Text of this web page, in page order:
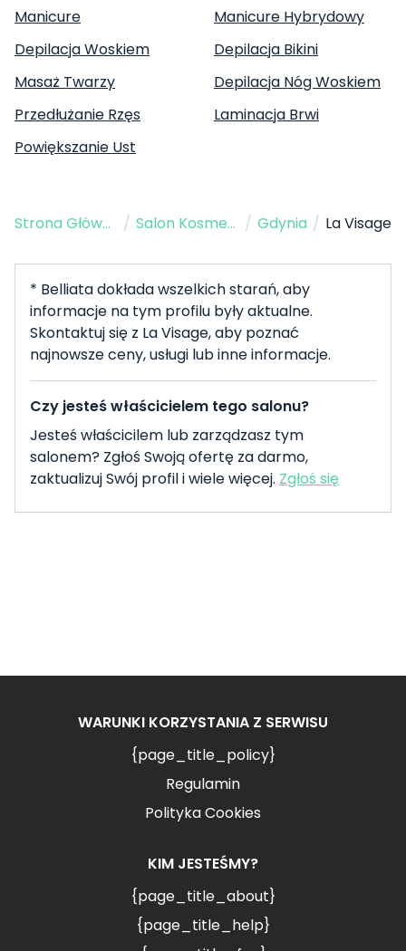
Manicure
Manicure Hybrydowy
Depilacja Woskiem
Depilacja Bikini
Masaż Twarzy
Depilacja Nóg Woskiem
Przedłużanie Rzęs
Laminacja Brwi
Powiększanie Ust
Strona Główna / Salon Kosmetyczny / Gdynia / La Visage
* Belliata dokłada wszelkich starań, aby
informacje na tym profilu były aktualne.
Skontaktuj się z La Visage, aby poznać
najnowsze ceny, usługi lub inne informacje.
Czy jesteś właścicielem tego salonu?
Jesteś właścicilem lub zarządzasz tym
salonem? Zgłoś Swoją ofertę za darmo,
zaktualizuj Swój profil i wiele więcej. Zgłoś się
WARUNKI KORZYSTANIA Z SERWISU
{page_title_policy}
Regulamin
Polityka Cookies
KIM JESTEŚMY?
{page_title_about}
{page_title_help}